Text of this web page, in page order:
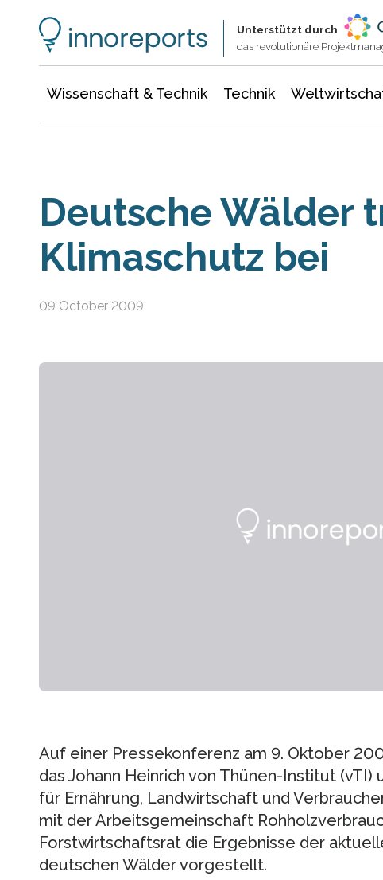
Unterstützt durch
das revolutionäre
Wissenschaft & Technik Technik
Deutsche Wälder
Klimaschutz bei
09 October 2009
Auf einer Pressekonferenz am 9. Oktober
das Johann Heinrich von Thünen-Institut (vTI)
für Ernährung, Landwirtschaft und
mit der Arbeitsgemeinschaft
Forstwirtschaftsrat die Ergebnisse der
deutschen Wälder vorgestellt.